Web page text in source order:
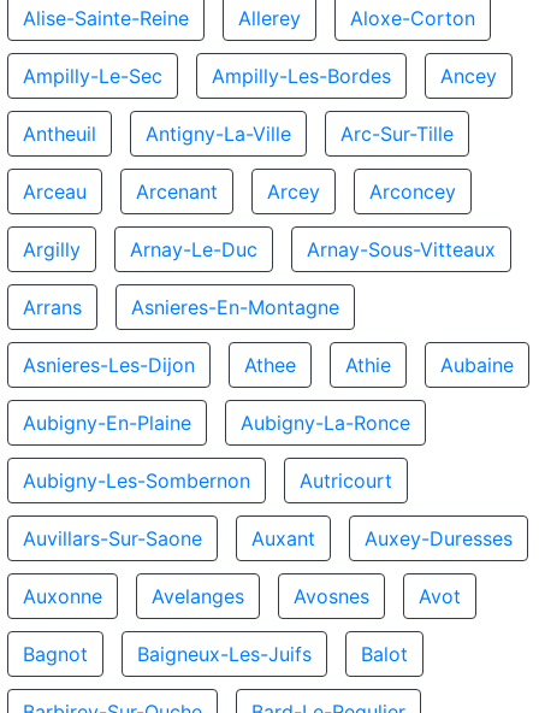
Alise-Sainte-Reine Allerey Aloxe-Corton
Ampilly-Le-Sec Ampilly-Les-Bordes Ancey
Antheuil Antigny-La-Ville Arc-Sur-Tille
Arceau Arcenant Arcey Arconcey
Argilly Arnay-Le-Duc Arnay-Sous-Vitteaux
Arrans Asnieres-En-Montagne
Asnieres-Les-Dijon Athee Athie Aubaine
Aubigny-En-Plaine Aubigny-La-Ronce
Aubigny-Les-Sombernon Autricourt
Auvillars-Sur-Saone Auxant Auxey-Duresses
Auxonne Avelanges Avosnes Avot
Bagnot Baigneux-Les-Juifs Balot